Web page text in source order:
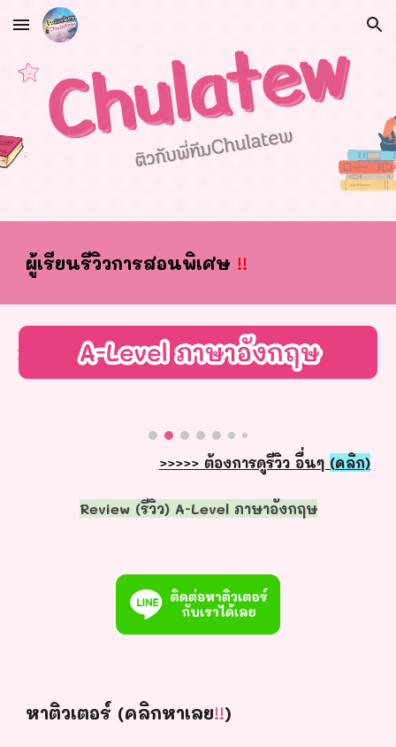
Skip to main content Skip to navigation
ผู้เรียนรีวิวการสอนพิเศษ !!
>>>>> ต้องการดูรีวิว อื่นๆ (คลิก)
Review (รีวิว) A-Level ภาษาอังกฤษ
หาติวเตอร์ (คลิกหาเลย!!)